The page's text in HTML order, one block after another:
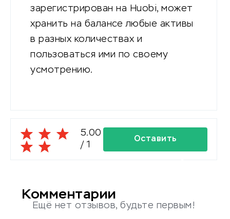
зарегистрирован на Huobi, может
хранить на балансе любые активы
в разных количествах и
пользоваться ими по своему
усмотрению.
5.00
/ 1
Оставить
Комментарии
Ещё нет отзывов, будьте первым!